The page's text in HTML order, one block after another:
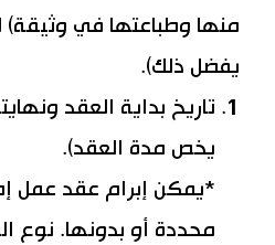
منها وطباعتها في وثيقة)
يفضل ذلك).
تاريخ بداية العقد
يخص مدة العقد).
*يمكن إبرام عقد عمل
محددة أو بدونها. نوع